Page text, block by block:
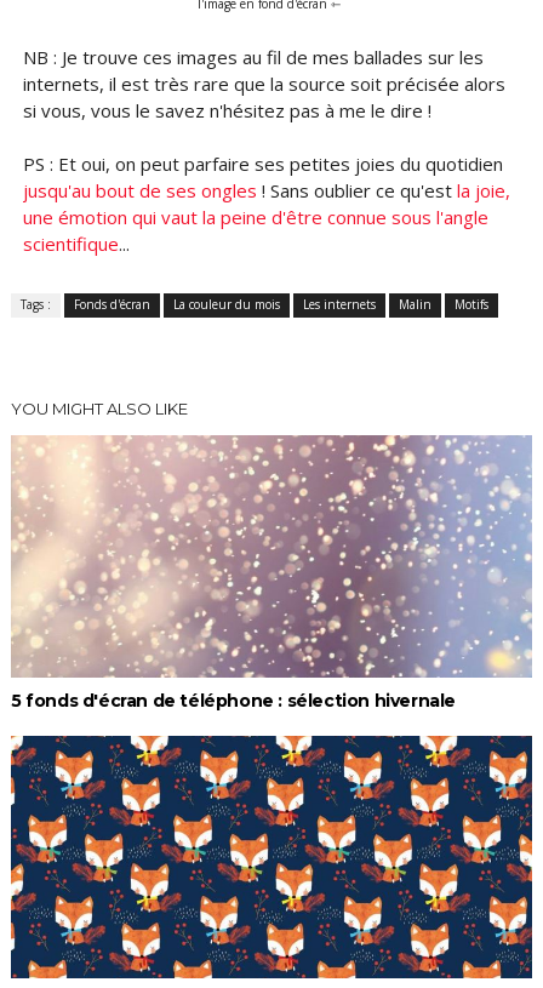
l'image en fond d'écran ⇽
NB : Je trouve ces images au fil de mes ballades sur les
internets, il est très rare que la source soit précisée alors
si vous, vous le savez n'hésitez pas à me le dire !
PS : Et oui, on peut parfaire ses petites joies du quotidien
jusqu'au bout de ses ongles ! Sans oublier ce qu'est la joie,
une émotion qui vaut la peine d'être connue sous l'angle
scientifique...
Tags : Fonds d'écran La couleur du mois Les internets Malin Motifs
YOU MIGHT ALSO LIKE
5 fonds d'écran de téléphone : sélection hivernale